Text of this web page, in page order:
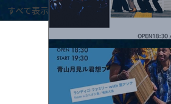
すべて表示
2026.08.20 |【観覧】月見ル君想フpre.